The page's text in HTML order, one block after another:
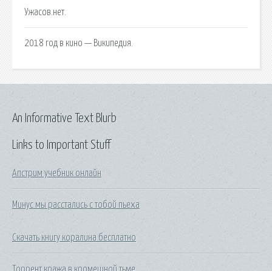
Ужасов.нет.
2018 год в кино — Википедия.
Links to Important Stuff
Апстрим учебник онлайн
Минус мы расстались с тобой пьеха
Скачать книгу коралина бесплатно
Торрент кража в кромешной тьме
An Informative Text Blurb